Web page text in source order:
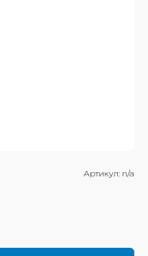
Артикул: n/a